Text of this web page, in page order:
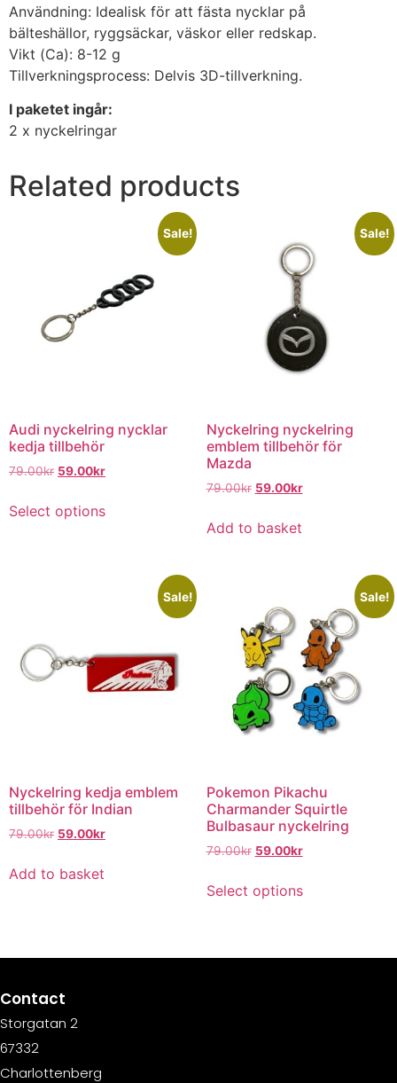
Användning: Idealisk för att fästa nycklar på
bälteshällor, ryggsäckar, väskor eller redskap.
Vikt (Ca): 8-12 g
Tillverkningsprocess: Delvis 3D-tillverkning.
I paketet ingår:
2 x nyckelringar
Related products
Sale!
Audi nyckelring nycklar
kedja tillbehör
79.00kr 59.00kr
Select options
Sale!
Nyckelring nyckelring
emblem tillbehör för
Mazda
79.00kr 59.00kr
Add to basket
Sale!
Nyckelring kedja emblem
tillbehör för Indian
79.00kr 59.00kr
Add to basket
Sale!
Pokemon Pikachu
Charmander Squirtle
Bulbasaur nyckelring
79.00kr 59.00kr
Select options
Contact
Storgatan 2
67332
Charlottenberg